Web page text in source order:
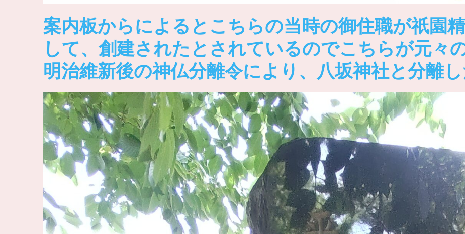
案内板からによるとこちらの当時の御住職が祇園
して、創建されたとされているのでこちらが元々
明治維新後の神仏分離令により、八坂神社と分離